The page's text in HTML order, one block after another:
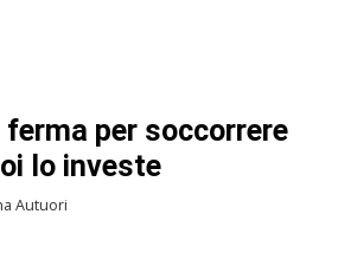
ferma per soccorrere
lo investe
Autuori